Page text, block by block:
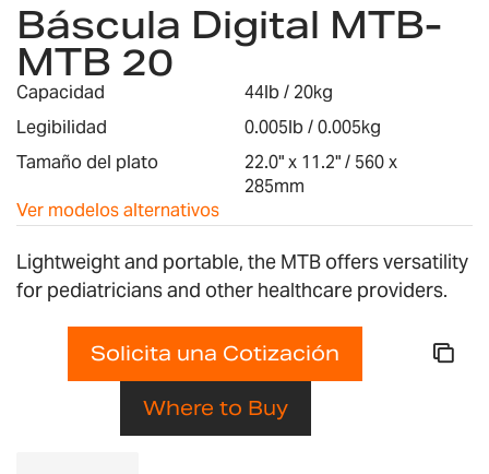
comienzo
de
la
galería
de
Báscula Digital MTB-
MTB 20
Capacidad
44lb / 20kg
Legibilidad
0.005lb / 0.005kg
Tamaño del plato
22.0" x 11.2" / 560 x
285mm
Ver modelos alternativos
Lightweight and portable, the MTB offers versatility
for pediatricians and other healthcare providers.
Solicita una Cotización
Where to Buy